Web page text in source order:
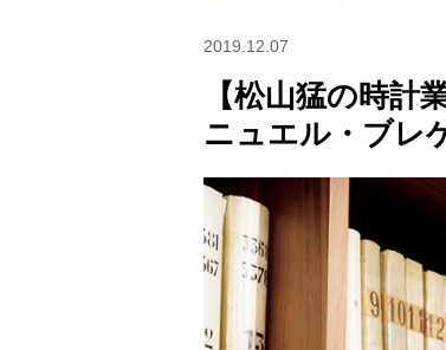
2019.12.07
【松山猛の時計
ニュエル・ブレ